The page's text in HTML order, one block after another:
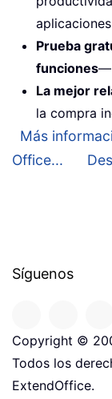
Prueba
funciones—
La mejor
la compra
Más
Office...
Síguenos
Copyright ©
Todos los
ExtendOffice.